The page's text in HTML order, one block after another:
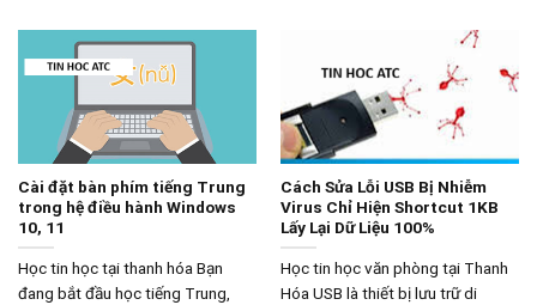
Cài đặt bàn phím tiếng Trung
trong hệ điều hành Windows
10, 11
Học tin học tại thanh hóa Bạn
đang bắt đầu học tiếng Trung,
Cách Sửa Lỗi USB Bị Nhiễm
Virus Chỉ Hiện Shortcut 1KB
Lấy Lại Dữ Liệu 100%
Học tin học văn phòng tại Thanh
Hóa USB là thiết bị lưu trữ di